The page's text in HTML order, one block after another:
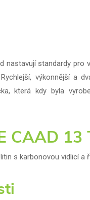
nastavují standardy pro
výkonnější a
která kdy byla
CAAD 13
s karbonovou vidlicí a